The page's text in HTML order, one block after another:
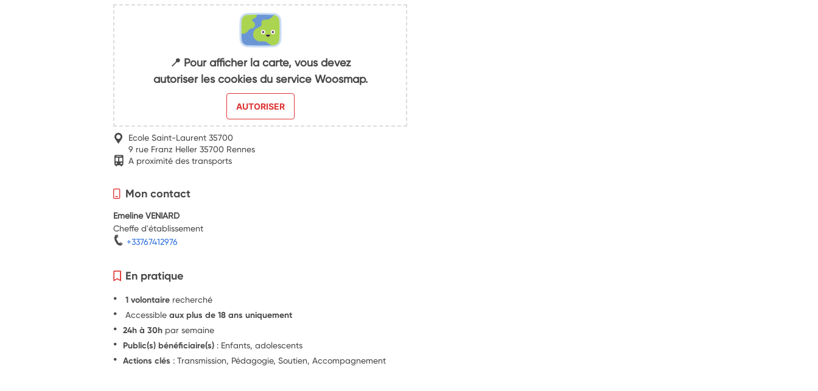
📍 Pour afficher la carte, vous devez
autoriser les cookies du service Woosmap.
AUTORISER
Ecole Saint-Laurent 35700
9 rue Franz Heller 35700 Rennes
A proximité des transports
Mon contact
Emeline VENIARD
Cheffe d'établissement
+33767412976
En pratique
1 volontaire recherché
Accessibleaux plus de 18 ans uniquement
24h à 30h par semaine
Public(s) bénéficiaire(s) : Enfants, adolescents
Actions clés : Transmission, Pédagogie, Soutien, Accompagnement